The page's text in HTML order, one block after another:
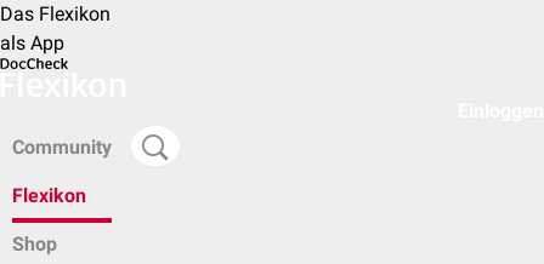
Das Flexikon
als App
Community
Flexikon
Shop